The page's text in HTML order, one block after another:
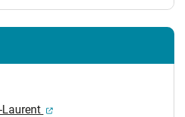
Laurent
(ouverture dans un